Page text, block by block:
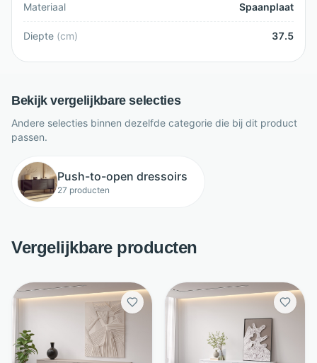
Materiaal Spaanplaat
Diepte (cm) 37.5
Bekijk vergelijkbare selecties
Andere selecties binnen dezelfde categorie die bij dit product
passen.
Push-to-open dressoirs
27 producten
Vergelijkbare producten